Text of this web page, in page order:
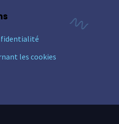
les cookies